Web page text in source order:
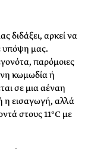
διδάξει, αρκεί να
υπόψη μας.
παρόμοιες
κωμωδία ή
σε μια αέναη
η εισαγωγή, αλλά
στους 11°C με